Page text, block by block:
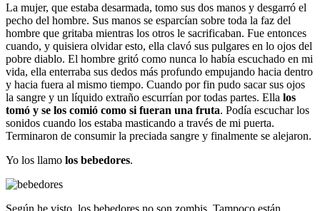
La mujer, que estaba desarmada, tomo sus dos manos y desgarró el
pecho del hombre. Sus manos se esparcían sobre toda la faz del
hombre que gritaba mientras los otros le sacrificaban. Fue entonces
cuando, y quisiera olvidar esto, ella clavó sus pulgares en lo ojos del
pobre diablo. El hombre gritó como nunca lo había escuchado en mi
vida, ella enterraba sus dedos más profundo empujando hacia dentro
y hacia fuera al mismo tiempo. Cuando por fin pudo sacar sus ojos
la sangre y un líquido extraño escurrían por todas partes. Ella los
tomó y se los comió como si fueran una fruta. Podía escuchar los
sonidos cuando los estaba masticando a través de mi puerta.
Terminaron de consumir la preciada sangre y finalmente se alejaron.
Yo los llamo los bebedores.
Según he visto, los bebedores no son zombis. Tampoco están